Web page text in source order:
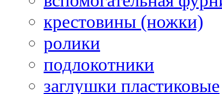
крестовины (ножки)
ролики
подлокотники
заглушки пластиковые